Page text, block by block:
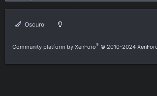
Oscuro
Community platform by XenForo® © 2010-2024